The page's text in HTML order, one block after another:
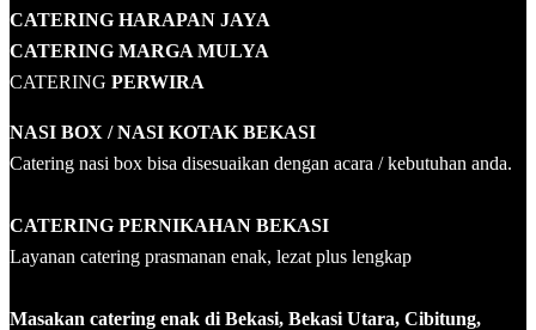
CATERING HARAPAN JAYA
CATERING MARGA MULYA
CATERING PERWIRA
NASI BOX / NASI KOTAK BEKASI
Catering nasi box bisa disesuaikan dengan acara / kebutuhan anda.
CATERING PERNIKAHAN BEKASI
Layanan catering prasmanan enak, lezat plus lengkap
Masakan catering enak di Bekasi, Bekasi Utara, Cibitung,